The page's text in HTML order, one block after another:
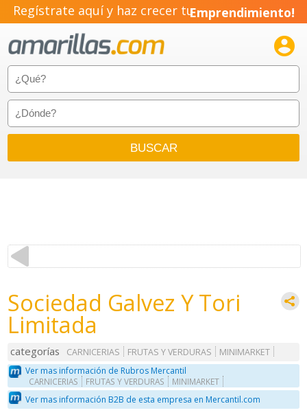
Regístrate aquí y haz crecer tuEmprendimiento!

Sociedad Galvez Y Tori
Limitada
categorías CARNICERIAS FRUTAS Y VERDURAS
MINIMARKET
Ver mas información de Rubros Mercantil
CARNICERIAS FRUTAS Y VERDURAS MINIMARKET
Ver mas información B2B de esta empresa en Mercantil.com